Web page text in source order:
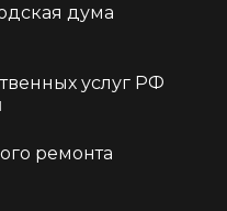
дума
услуг РФ
ремонта